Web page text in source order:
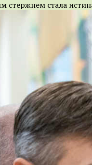
стержнем стала